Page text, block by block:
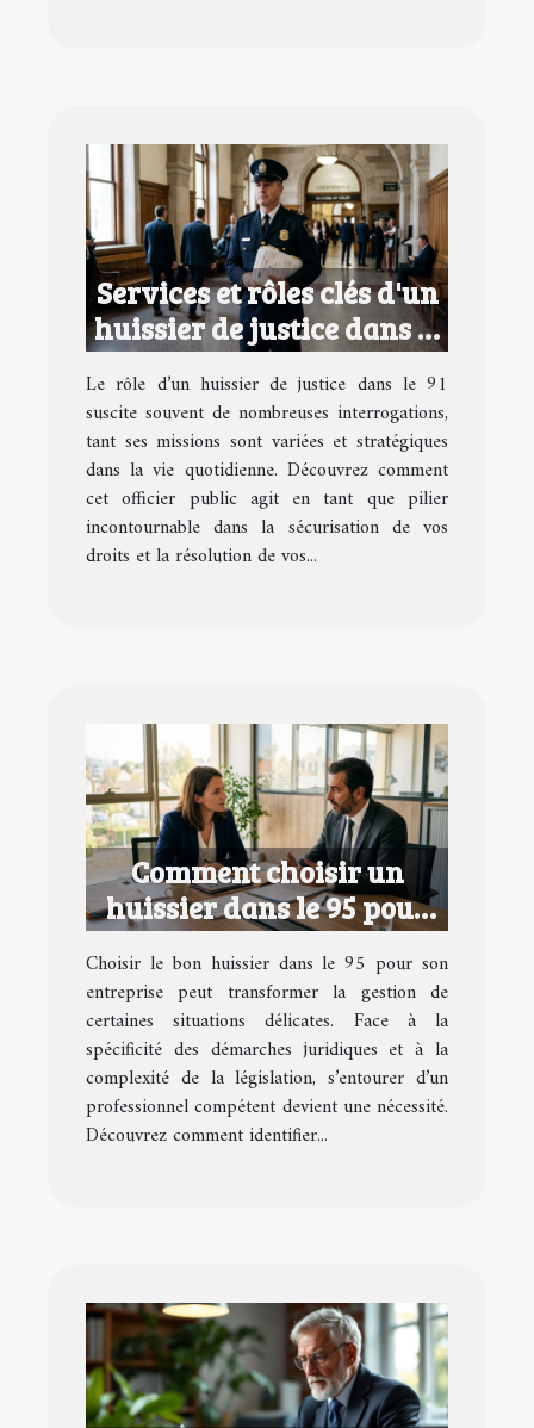
Services et rôles clés d'un
huissier de justice dans le
91
Le rôle d’un huissier de justice dans le 91
suscite souvent de nombreuses interrogations,
tant ses missions sont variées et stratégiques
dans la vie quotidienne. Découvrez comment
cet officier public agit en tant que pilier
incontournable dans la sécurisation de vos
droits et la résolution de vos...
Comment choisir un
huissier dans le 95 pour
votre entreprise ?
Choisir le bon huissier dans le 95 pour son
entreprise peut transformer la gestion de
certaines situations délicates. Face à la
spécificité des démarches juridiques et à la
complexité de la législation, s’entourer d’un
professionnel compétent devient une nécessité.
Découvrez comment identifier...